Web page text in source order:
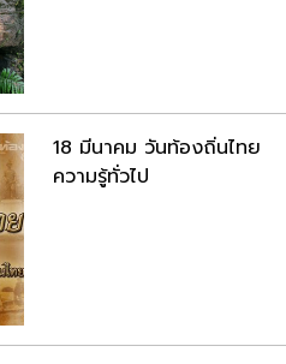
18 มีนาคม วันท้องถิ่นไทย
ความรู้ทั่วไป